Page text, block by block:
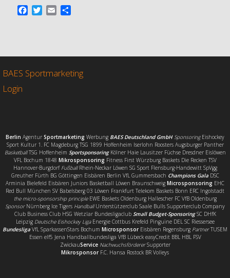
o
k
r
BAES Sportmarketing
Login
Berlin Agentur Sportmarketing Werbung BAES Deutschland GmbH SponsoringEishockey
Sport Kultur 1. FC Magdeburg TSG 1899 Hoffenheim Iserlohn Roosters Augsburger Panther
BasketballTSG Hoffenheim SportsponsoringKölner Haie Lausitzer Füchse Dresdner Eislöwen
VFL Bochum 1848 Mikrosponsoring Fitness First Würzburg Baskets Die Recken TSV
Hannover-Burgdorf FußballRhein-Neckar Löwen SG Sport Flensburg-Handewitt SpVgg
Greuther Fürth BG Göttingen Eisbären Berlin VfL Gummersbach Champions GalaDSC
Arminia Bielefeld Eisbären Juniors Basketball Löwen Braunschweig Microsponsoring EHC
Red Bull München SV Babelsberg 03 Löwen Frankfurt Telekom Baskets Bonn ERC Ingolstadt
the micro-sponsorship principleEWE Baskets Oldenburg Hallescher FC VfB Oldenburg
SponsorNürnberg Ice Tigers HandballUnterstützerclub Saale Bulls Supporterclub Company
Club Business Club HSG Wetzlar Bundesligaclub Small Budget-SponsoringSC DHfK
Leipzig Deutsche Eishockey LigaEnergie Cottbus Krefeld Pinguine DEL SC Riessersee
Bundesliga VfL SparkassenStars Bochum MicrosponsorEisbären Regensburg PartnerTUSEM
Essen elf5 Jena Handballbundesliga VfB Lübeck easyCredit BBL HBL FSV
ZwickauService NachwuchsfördererSupporter
MikrosponsorF.C. Hansa Rostock BR Volleys